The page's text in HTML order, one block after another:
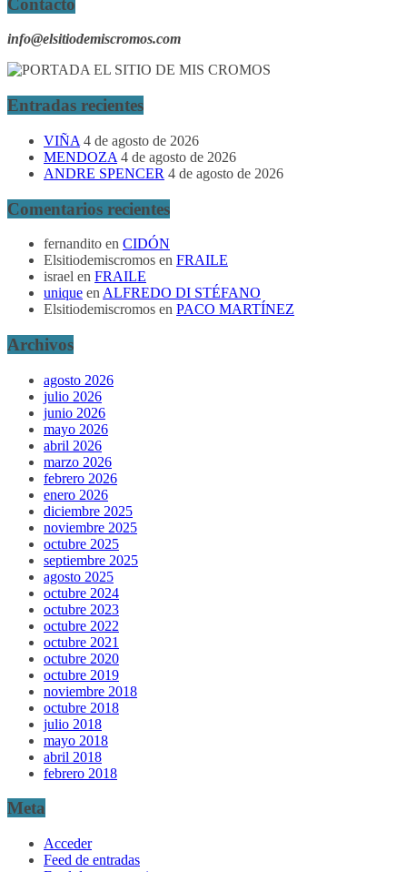
info@elsitiodemiscromos.com
Entradas recientes
VIÑA 4 de agosto de 2026
MENDOZA 4 de agosto de 2026
ANDRE SPENCER 4 de agosto de 2026
Comentarios recientes
fernandito en CIDÓN
Elsitiodemiscromos en FRAILE
israel en FRAILE
unique en ALFREDO DI STÉFANO
Elsitiodemiscromos en PACO MARTÍNEZ
Archivos
agosto 2026
julio 2026
junio 2026
mayo 2026
abril 2026
marzo 2026
febrero 2026
enero 2026
diciembre 2025
noviembre 2025
octubre 2025
septiembre 2025
agosto 2025
octubre 2024
octubre 2023
octubre 2022
octubre 2021
octubre 2020
octubre 2019
noviembre 2018
octubre 2018
julio 2018
mayo 2018
abril 2018
febrero 2018
Meta
Acceder
Feed de entradas